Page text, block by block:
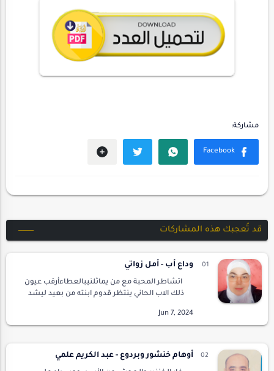
قد تُعجبك هذه المشاركات
وداع أب - أمل زواتي
اتشاطر المحبة مع من يماثلنيبالعطاءأرقب عيون
ذلك الاب الحاني ينتظر قدوم ابنته من بعيد ليشد
تعلمين أن البكاء يحرق قلبه هذه اللحظة …
أوهام خنشور وبردوع - عبد الكريم علمي